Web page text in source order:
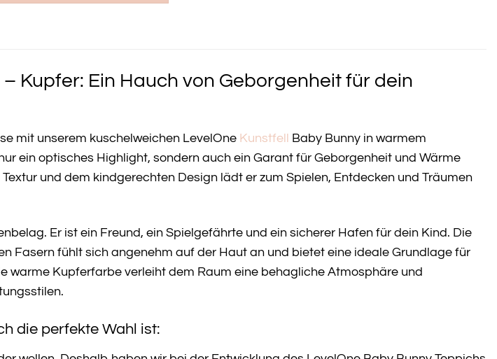
Kupfer: Ein Hauch von Geborgenheit für dein
mit unserem kuschelweichen LevelOne Kunstfell
Baby Bunny in warmem
ein optisches Highlight, sondern auch ein Garant für Geborgenheit und Wärme
und dem kindgerechten Design lädt er zum Spielen, Entdecken und Träumen
Er ist ein Freund, ein Spielgefährte und ein sicherer Hafen für dein Kind. Die
Fasern fühlt sich angenehm auf der Haut an und bietet eine ideale Grundlage für
warme Kupferfarbe verleiht dem Raum eine behagliche Atmosphäre und
die perfekte Wahl ist: